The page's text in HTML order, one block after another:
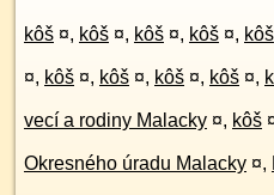
kôš ¤, kôš ¤, kôš ¤, kôš ¤, kôš
¤, kôš ¤, kôš ¤, kôš ¤, kôš ¤,
vecí a rodiny Malacky ¤, kôš
Okresného úradu Malacky ¤,